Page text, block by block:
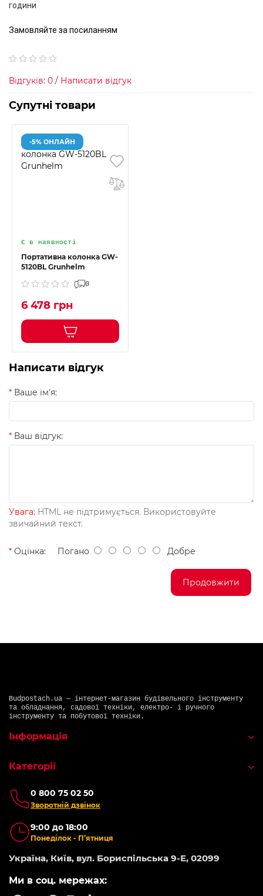
години
Замовляйте за посиланням
Відгуків: 0 / Написати відгук
Супутні товари
-5% ОНЛАЙН
Є в наявності
Портативна колонка GW-
5120BL Grunhelm
0
6 478 грн
Написати відгук
Ваше ім'я:
Ваш відгук:
Увага: HTML не підтримується. Використовуйте
звичайний текст.
Оцінка: Погано Добре
Продовжити
Budpostach.ua — інтернет-магазин будівельного інструменту
та обладнання, садової техніки, електро- і ручного
інструменту та побутової техніки.
0 800 75 02 50
Зворотній дзвінок
9:00 до 18:00
Понеділок - П’ятниця
Україна, Київ, вул. Бориспільська 9-Е, 02099
Ми в соц. мережах:
Інформація
Категорії